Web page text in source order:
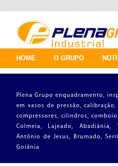
HOME O GRUPO
Plena Grupo enquadramento,
em vasos de pressão,
compressores, cilindros,
Colmeia, Lajeado,
Antônio de Jesus, Brumado,
Goiânia